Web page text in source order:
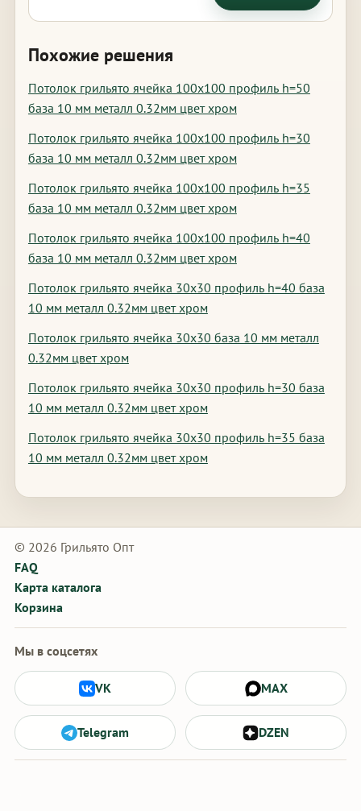
Похожие решения
Потолок грильято ячейка 100х100 профиль h=50
база 10 мм металл 0.32мм цвет хром
Потолок грильято ячейка 100х100 профиль h=30
база 10 мм металл 0.32мм цвет хром
Потолок грильято ячейка 100х100 профиль h=35
база 10 мм металл 0.32мм цвет хром
Потолок грильято ячейка 100х100 профиль h=40
база 10 мм металл 0.32мм цвет хром
Потолок грильято ячейка 30х30 профиль h=40 база
10 мм металл 0.32мм цвет хром
Потолок грильято ячейка 30х30 база 10 мм металл
0.32мм цвет хром
Потолок грильято ячейка 30х30 профиль h=30 база
10 мм металл 0.32мм цвет хром
Потолок грильято ячейка 30х30 профиль h=35 база
10 мм металл 0.32мм цвет хром
© 2026 Грильято Опт
FAQ
Карта каталога
Корзина
Мы в соцсетях
VK MAX
Telegram DZEN